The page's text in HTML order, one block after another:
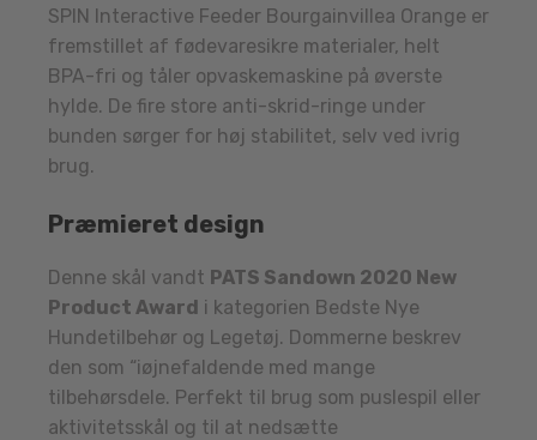
SPIN Interactive Feeder Bourgainvillea Orange er
fremstillet af fødevaresikre materialer, helt
BPA-fri og tåler opvaskemaskine på øverste
hylde. De fire store anti-skrid-ringe under
bunden sørger for høj stabilitet, selv ved ivrig
brug.
Præmieret design
Denne skål vandt PATS Sandown 2020 New
Product Award i kategorien Bedste Nye
Hundetilbehør og Legetøj. Dommerne beskrev
den som “iøjnefaldende med mange
tilbehørsdele. Perfekt til brug som puslespil eller
aktivitetsskål og til at nedsætte